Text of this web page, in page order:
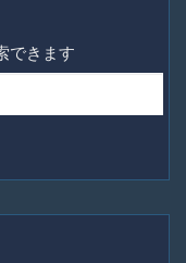
できます